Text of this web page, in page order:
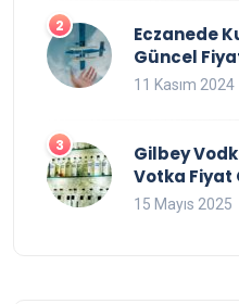
Eczanede
Güncel
11 Kasım 2024
Gilbey
Votka Fiyat
15 Mayıs 2025